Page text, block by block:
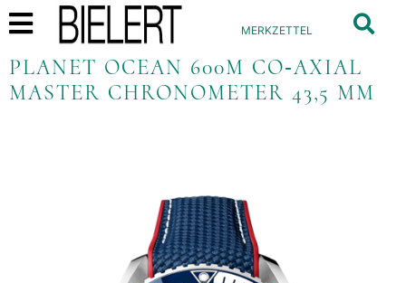
MERKZETTEL
PLANET OCEAN 600M CO‑AXIAL
MASTER CHRONOMETER 43,5 MM